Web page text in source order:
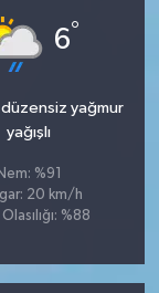
6°
yağmur
yağışlı
%91
20 km/h
Olasılığı: %88